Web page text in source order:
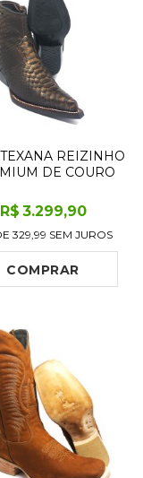
REIZINHO
DE COURO
BROWN GOLD
EDITION - CANO
BICO FINO -
DE COURO
INJETADO
R$ 3.299,90
329,99 SEM JUROS
COMPRAR